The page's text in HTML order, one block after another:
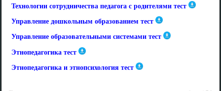
Технологии сотрудничества педагога с родителями тест
Управление дошкольным образованием тест
Управление образовательными системами тест
Этнопедагогика тест
Этнопедагогика и этнопсихология тест